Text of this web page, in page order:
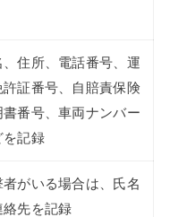
、住所、電話番号、運
許証番号、自賠責保険
書番号、車両ナンバー
を記録
者がいる場合は、氏名
絡先を記録